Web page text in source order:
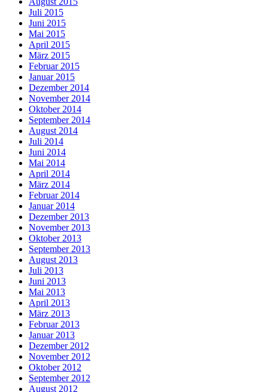
Juli 2015
Juni 2015
Mai 2015
April 2015
März 2015
Februar 2015
Januar 2015
Dezember 2014
November 2014
Oktober 2014
September 2014
August 2014
Juli 2014
Juni 2014
Mai 2014
April 2014
März 2014
Februar 2014
Januar 2014
Dezember 2013
November 2013
Oktober 2013
September 2013
August 2013
Juli 2013
Juni 2013
Mai 2013
April 2013
März 2013
Februar 2013
Januar 2013
Dezember 2012
November 2012
Oktober 2012
September 2012
August 2012